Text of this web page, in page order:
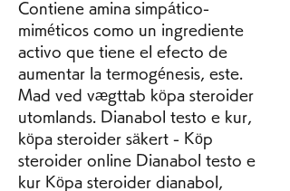
Contiene amina simpático-
miméticos como un ingrediente
activo que tiene el efecto de
aumentar la termogénesis, este.
Mad ved vægttab köpa steroider
utomlands. Dianabol testo e kur,
köpa steroider säkert - Köp
steroider online Dianabol testo e
kur Köpa steroider dianabol,